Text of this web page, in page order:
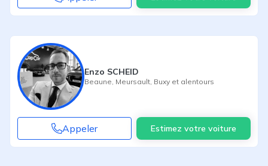
Enzo SCHEID
Beaune Meursault Buxy et alentours
Appeler Estimez votre voiture